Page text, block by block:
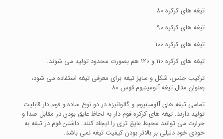
تیغه های کرکره 80
تیغه های کرکره 90
تیغه های کرکره 100
تیغه های کرکره 110 و 120 هم بصورت محدود تولید می شوند.
ترکیب جنس، شکل و سایز تیغه برای معرفی تیغه استفاده می شود،
بعنوان مثال تیغه آلومینیوم قوس 80 .
تمامی تیغه های آلومینیوم و گالوانیزه در دو نوع ساده و فوم دار قابلیت
تولید دارند. تیغه های کرکره فوم دار به لحاظ عایق بودن در مقابل صدا و
حرارت می توانند محیط عایق تری را ایجاد کنند. داشتن فوم در تیغه به
خودی خود دلیلی بر بالاتر بودن کیفیت تیغه نمی باشد.